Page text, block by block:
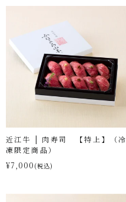
近江牛 | 肉寿司 【特上】（冷
凍限定商品）
¥7,000 (税込)